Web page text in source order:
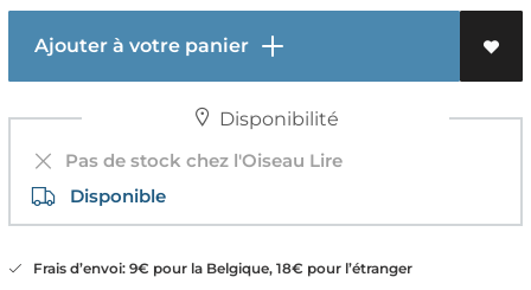
Ajouter à votre panier
Disponibilité
Pas de stock chez l'Oiseau Lire
Disponible
Frais d’envoi: 9€ pour la Belgique, 18€ pour l’étranger